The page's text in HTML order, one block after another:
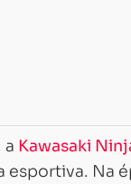
a Kawasaki
esportiva. Na